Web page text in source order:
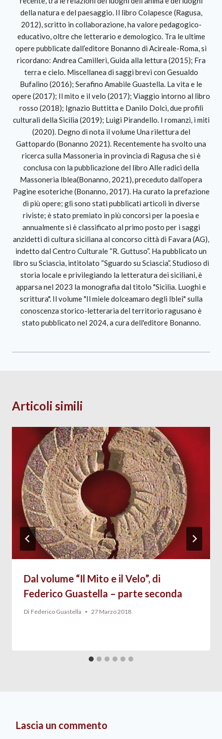
della natura e del paesaggio. Il libro Colapesce (Ragusa,
2012), scritto in collaborazione, ha valore pedagogico-
educativo, oltre che letterario e demologico. Tra le ultime
opere pubblicate dall’editore Bonanno di Acireale-Roma, si
ricordano: Andrea Camilleri, Guida alla lettura (2015); Fra
terra e cielo. Miscellanea di saggi brevi con Gesualdo
Bufalino (2016); Serafino Amabile Guastella. La vita e le
opere (2017); Il mito e il velo (2017); Viaggio intorno al libro
rosso (2018); Ignazio Buttitta e Danilo Dolci, due profili
culturali della Sicilia (2019); Luigi Pirandello. I romanzi, i miti
(2020). Degno di nota il volume Una rilettura del
Gattopardo (Bonanno 2021). Recentemente ha svolto una
ricerca sulla Massoneria in provincia di Ragusa che si è
conclusa con la pubblicazione del libro Alle radici della
Massoneria Iblea(Bonanno, 2021), preceduto dall’opera
Pagine esoteriche (Bonanno, 2017). Ha curato la prefazione
di più opere; gli sono stati pubblicati articoli in diverse
riviste; è stato premiato in più concorsi per la poesia e
annualmente si è classificato al primo posto per i saggi
anzidetti di cultura siciliana al concorso città di Favara (AG),
indetto dal Centro Culturale “R. Guttuso”. Ha pubblicato un
libro su Sciascia, intitolato “Sguardo su Sciascia”. Studioso di
storia locale e privilegiando la letteratura dei siciliani, è
apparsa nel 2023 la monografia dal titolo "Sicilia. Luoghi e
scrittura". Il volume "Il miele dolceamaro degli Iblei" sulla
conoscenza storico-letteraria del territorio ragusano è
stato pubblicato nel 2024, a cura dell'editore Bonanno.
Articoli simili
Dal volume “Il Mito e il Velo”, di
Federico Guastella – parte seconda
Di Federico Guastella 27 Marzo 2018
Lascia un commento